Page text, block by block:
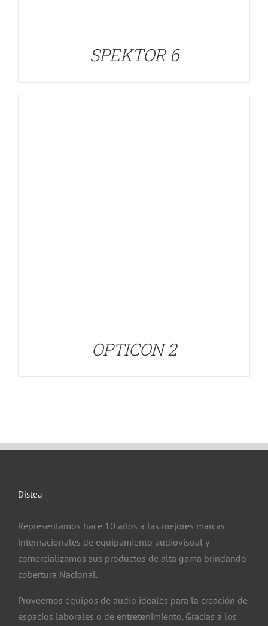
SPEKTOR 6
OPTICON 2
Distea
Representamos hace 10 años a las mejores marcas
internacionales de equipamiento audiovisual y
comercializamos sus productos de alta gama brindando
cobertura Nacional.
Proveemos equipos de audio ideales para la creación de
espacios laborales o de entretenimiento. Gracias a los